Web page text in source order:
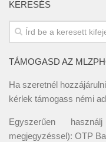
KERESÉS
TÁMOGASD AZ
Ha szeretnél
kérlek támogass némi
Egyszerűen
megjegyzéssel): OTP